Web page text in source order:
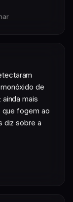
de
mais
que fogem ao
diz sobre a